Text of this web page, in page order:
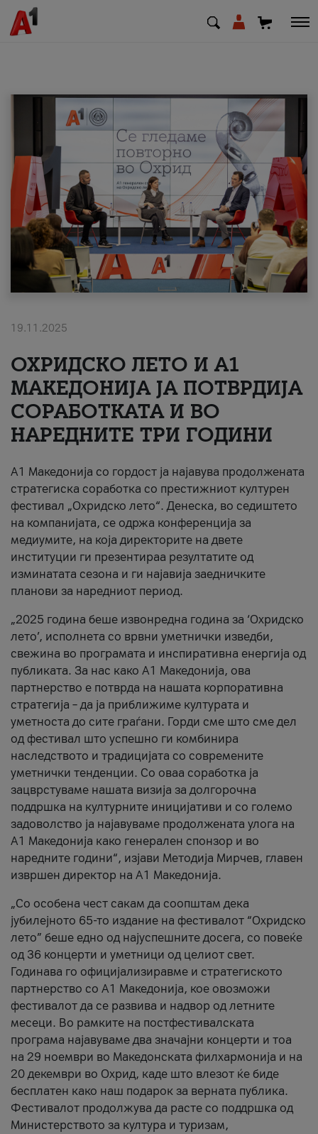
МК SQ
Приватни Деловни
Поддршка
Надополни кредит
#ПодобарОнлајн
19.11.2025
ОХРИДСКО ЛЕТО И A1
МАКЕДОНИЈА ЈА ПОТВРДИЈА
СОРАБОТКАТА И ВО
НАРЕДНИТЕ ТРИ ГОДИНИ
A1 Македонија со гордост ја најавува продолжената
стратегиска соработка со престижниот културен
фестивал „Охридско лето“. Денеска, во седиштето
на компанијата, се одржа конференција за
медиумите, на која директорите на двете
институции ги презентираа резултатите од
изминатата сезона и ги најавија заедничките
планови за наредниот период.
„2025 година беше извонредна година за ‘Охридско
лето’, исполнета со врвни уметнички изведби,
свежина во програмата и инспиративна енергија од
публиката. За нас како A1 Македонија, ова
партнерство е потврда на нашата корпоративна
стратегија – да ја приближиме културата и
уметноста до сите граѓани. Горди сме што сме дел
од фестивал што успешно ги комбинира
наследството и традицијата со современите
уметнички тенденции. Со оваа соработка ја
зацврстуваме нашата визија за долгорочна
поддршка на културните иницијативи и со големо
задоволство ја најавуваме продолжената улога на
A1 Македонија како генерален спонзор и во
наредните години“, изјави Методија Мирчев, главен
извршен директор на A1 Македонија.
„Со особена чест сакам да соопштам дека
јубилејното 65-то издание на фестивалот “Охридско
лето” беше едно од најуспешните досега, со повеќе
од 36 концерти и уметници од целиот свет.
Годинава го официјализиравме и стратегиското
партнерство со А1 Македонија, кое овозможи
фестивалот да се развива и надвор од летните
месеци. Во рамките на постфестивалската
програма најавуваме два значајни концерти и тоа
на 29 ноември во Македонската филхармонија и на
20 декември во Охрид, каде што влезот ќе биде
бесплатен како наш подарок за верната публика.
Фестивалот продолжува да расте со поддршка од
Министерството за култура и туризам,